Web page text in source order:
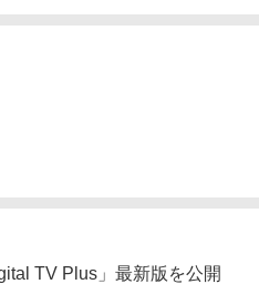
TV Plus」最新版を公開